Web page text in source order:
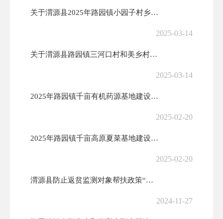
关于渭源县2025年路园镇小园子村乡村建设示范行动项目实施方案的批复
2025-03-14
关于渭源县路园镇三河口村和美乡村建设示范行动项目实施方案的批复
2025-03-14
2025年路园镇千亩有机药源基地建设项目实施方案批复
2025-02-20
2025年路园镇千亩高原夏菜基地建设项目实施方案批复
2025-02-20
渭源县防止返贫监测对象帮扶政策“明白纸”
2024-11-27